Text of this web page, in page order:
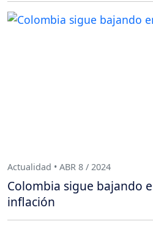
Actualidad • ABR 8 / 2024
Colombia sigue bajando
inflación